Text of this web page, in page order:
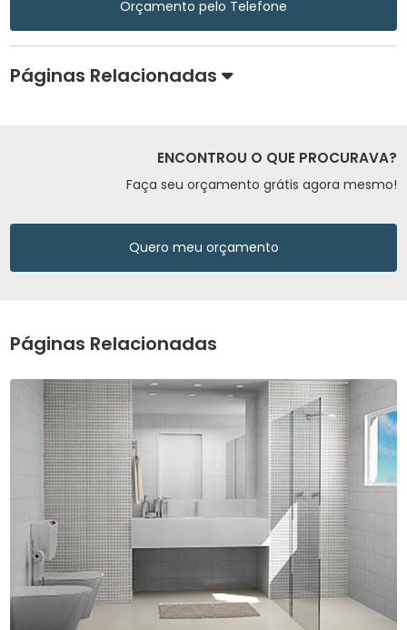
Orçamento pelo Telefone
Páginas Relacionadas
ENCONTROU O QUE PROCURAVA?
Faça seu orçamento grátis agora mesmo!
Quero meu orçamento
Páginas Relacionadas